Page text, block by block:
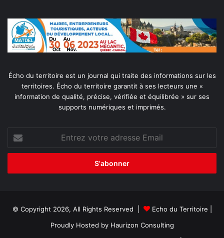
Écho du territoire est un journal qui traite des informations sur les
territoires. Écho du territoire garantit à ses lecteurs une «
information de qualité, précise, vérifiée et équilibrée » sur ses
supports numériques et imprimés.
votre
adresse
© Copyright 2026, All Rights Reserved | Echo du Territoire
Proudly Hosted by Haurizon Consulting